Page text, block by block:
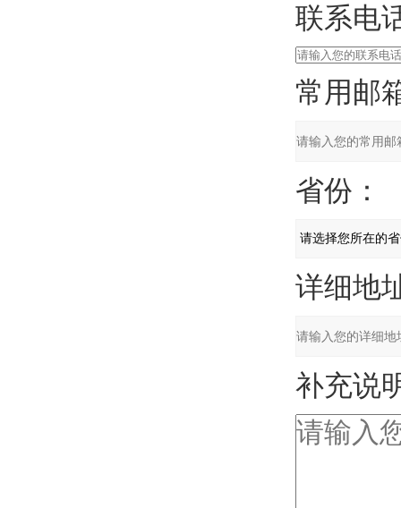
联系电话
常用邮箱
省份：
详细地址
补充说明